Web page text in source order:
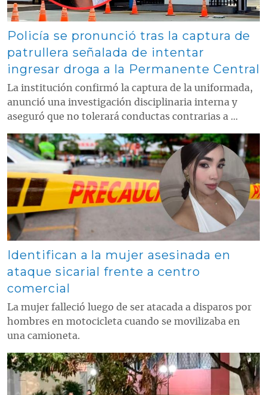
Policía se pronunció tras la captura de
patrullera señalada de intentar
ingresar droga a la Permanente Central
La institución confirmó la captura de la uniformada,
anunció una investigación disciplinaria interna y
aseguró que no tolerará conductas contrarias a ...
Contenido multimedia principal
Identifican a la mujer asesinada en
ataque sicarial frente a centro
comercial
La mujer falleció luego de ser atacada a disparos por
hombres en motocicleta cuando se movilizaba en
una camioneta.
Contenido multimedia principal